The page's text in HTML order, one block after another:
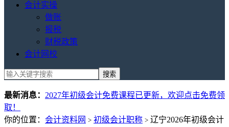
会计实操
做账
报税
财税政策
会计网校
最新消息： 2027年初级会计免费课程已更新，欢迎点击免费领
取！
你的位置： 会计资料网 > 初级会计职称 > 辽宁2026年初级会计